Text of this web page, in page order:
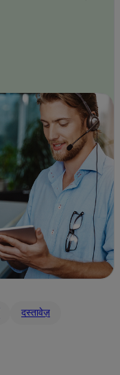
दस्तावेज़